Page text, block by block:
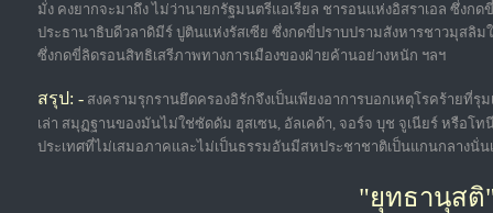
มั่ง คงยากจะมาถึง ไม่ว่านายกรัฐมนตรีแอเรียล ชารอนแห่งอิสราเอล ซึ่งก
ประธานาธิบดีวลาดิมีร์ ปูตินแห่งรัสเซีย ซึ่งกดขี่ปราบปรามสังหารชาวมุสลิ
ซึ่งกดขี่ลิดรอนสิทธิเสรีภาพทางการเมืองของฝ่ายค้านอย่างหนัก ฯลฯ
สรุป: - สงครามรุกรานยึดครองอิรักจึงเป็นเพียงอาการบอกเหตุโรคร้ายที่รุ
เล่า สมุฏฐานของมันไม่ใช่ซัดดัม ฮุสเซน, อัลเคด้า, จอร์จ บุช จูเนียร์ หรือโ
ประเทศที่ไม่เสมอภาคและไม่เป็นธรรมอันมีสหประชาชาติเป็นแกนกลางนั่น
"ยุทธานุสติ